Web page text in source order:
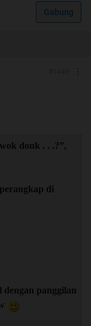
and she is my
story”
Gabung
donk . . .?”,
di
panggilan